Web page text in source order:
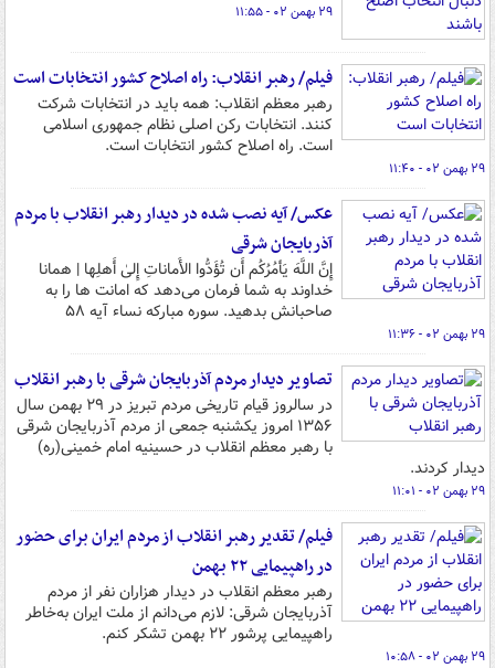
۲۹ بهمن ۰۲ - ۱۱:۵۵
فیلم/ رهبر انقلاب: راه اصلاح کشور انتخابات است
رهبر معظم انقلاب: همه باید در انتخابات شرکت
کنند. انتخابات رکن اصلی نظام جمهوری اسلامی
است. راه اصلاح کشور انتخابات است.
۲۹ بهمن ۰۲ - ۱۱:۴۰
عکس/ آیه نصب شده در دیدار رهبر انقلاب با مردم
آذربایجان شرقی
إِنَّ اللَّهَ یَأمُرُکُم أَن تُؤَدُّوا الأَماناتِ إِلیٰ أَهلِها | همانا
خداوند به شما فرمان می‌دهد که امانت ها را به
صاحبانش بدهید. سوره مبارکه نساء آیه ۵۸
۲۹ بهمن ۰۲ - ۱۱:۳۶
تصاویر دیدار مردم آذربایجان شرقی با رهبر انقلاب
در سالروز قیام تاریخی مردم تبریز در ۲۹ بهمن سال
۱۳۵۶ امروز یکشنبه جمعی از مردم آذربایجان شرقی
با رهبر معظم انقلاب در حسینیه امام خمینی(ره)
دیدار کردند.
۲۹ بهمن ۰۲ - ۱۱:۰۱
فیلم/ تقدیر رهبر انقلاب از مردم ایران برای حضور
در راهپیمایی ۲۲ بهمن
رهبر معظم انقلاب در دیدار هزاران نفر از مردم
آذربایجان شرقی: لازم می‌دانم از ملت ایران به‌خاطر
راهپیمایی پرشور ۲۲ بهمن تشکر کنم.
۲۹ بهمن ۰۲ - ۱۰:۵۸